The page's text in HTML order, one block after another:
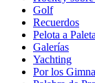
Golf
Recuerdos
Pelota a Paleta
Galerías
Yachting
Por los